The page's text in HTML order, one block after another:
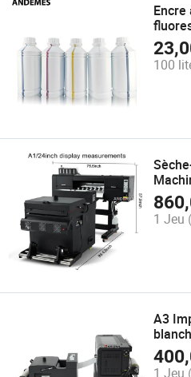
Encre
100
Dtf
linge
pour
1 Jeu
A3
sur
1 Jeu